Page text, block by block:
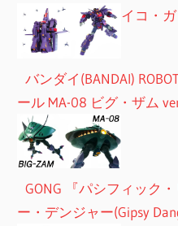
イコ・
バンダイ(BANDAI)
ール MA-08 ビグ・ザム
GONG 『パシフィック
ー・デンジャー(Gipsy